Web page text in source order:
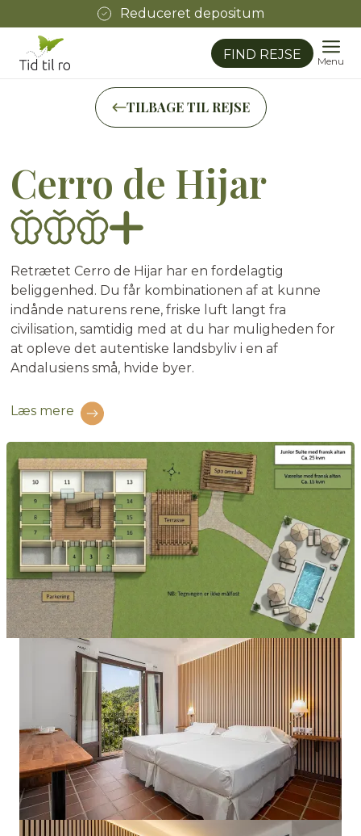
Reduceret depositum
FIND REJSE Menu
TILBAGE TIL REJSE
Cerro de Hijar
★★★
Retrætet Cerro de Hijar har en fordelagtig
beliggenhed. Du får kombinationen af at kunne
indånde naturens rene, friske luft langt fra
civilisation, samtidig med at du har muligheden for
at opleve det autentiske landsbyliv i en af
Andalusiens små, hvide byer.
Læs mere